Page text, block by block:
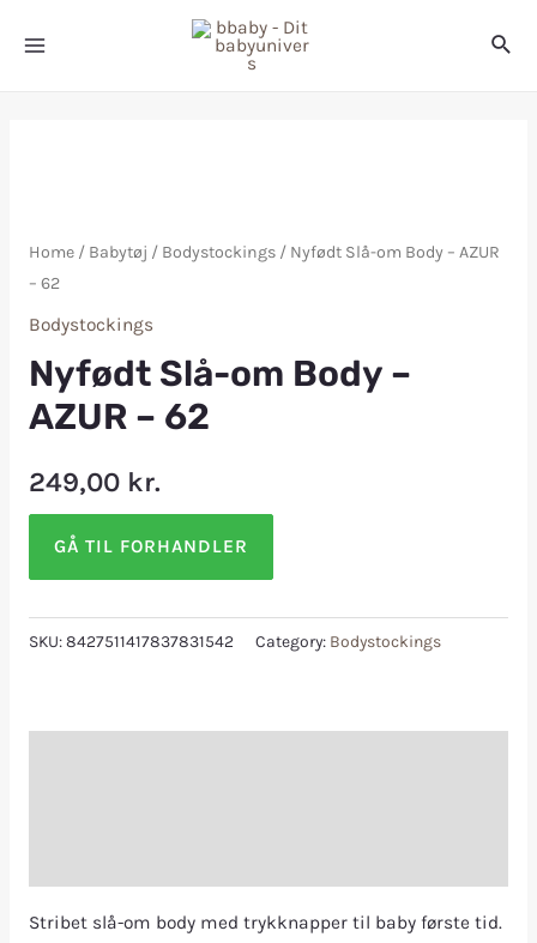
Home/ Babytøj / Bodystockings/ Nyfødt Slå-om Body – AZUR
– 62
Bodystockings
Nyfødt Slå-om Body –
AZUR – 62
249,00 kr.
GÅ TIL FORHANDLER
SKU:8427511417837831542 Category: Bodystockings
Stribet slå-om body med trykknapper til baby første tid.